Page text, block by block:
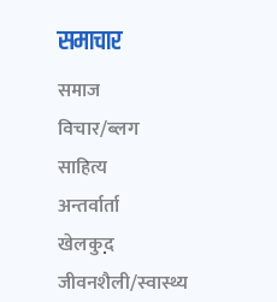
समाचार
समाज
विचार/ब्लग
साहित्य
अन्तर्वार्ता
खेलकुद़़
जीवनशैली/स्वास्थ्य